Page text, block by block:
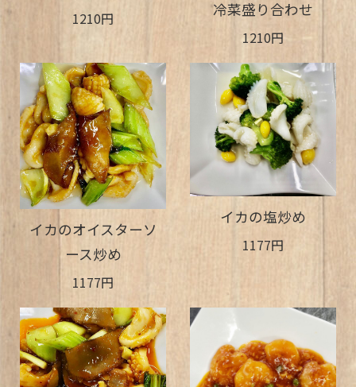
1210円 冷菜盛り合わせ
1210円
イカのオイスターソ
ース炒め
1177円
イカの塩炒め
1177円